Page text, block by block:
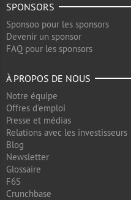
SPONSORS
Sponsoo pour les sponsors
Devenir un sponsor
FAQ pour les sponsors
À PROPOS DE NOUS
Notre équipe
Offres d'emploi
Presse et médias
Relations avec les investisseurs
Blog
Newsletter
Glossaire
F6S
Crunchbase